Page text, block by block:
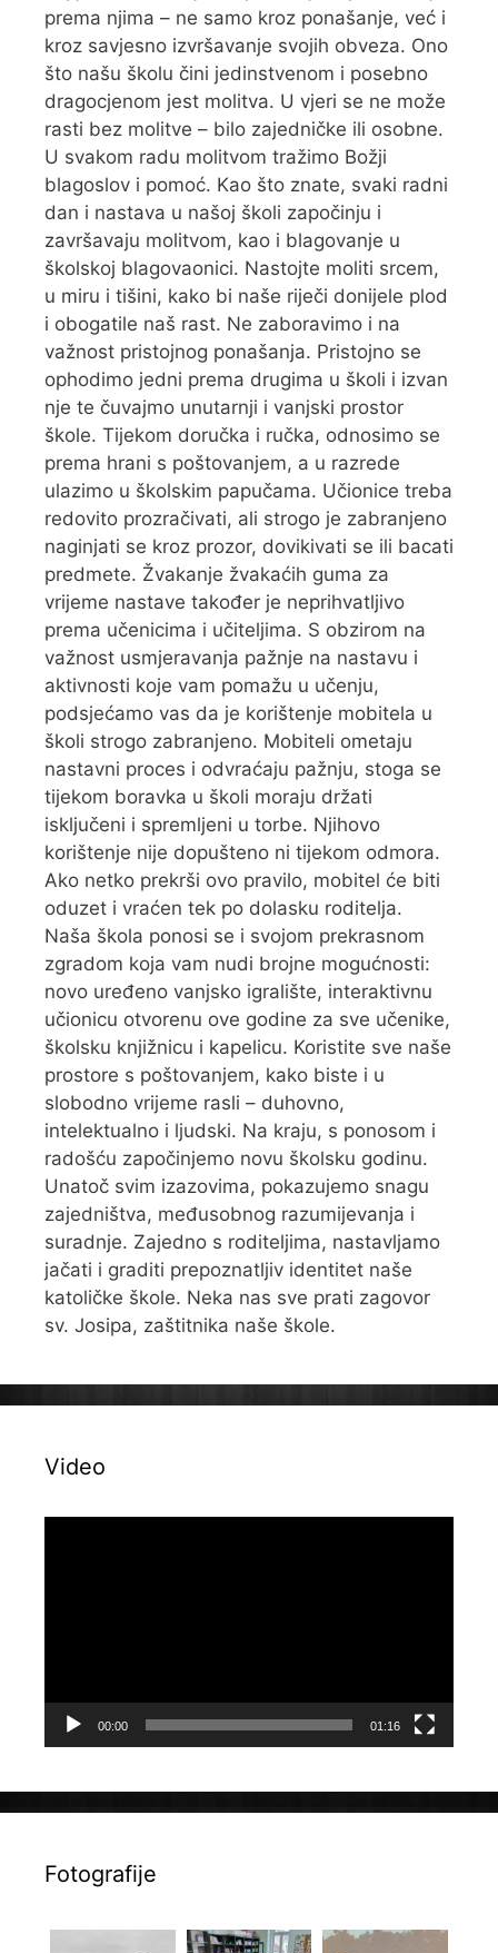
prema njima – ne samo kroz ponašanje, već i
kroz savjesno izvršavanje svojih obveza. Ono
što našu školu čini jedinstvenom i posebno
dragocjenom jest molitva. U vjeri se ne može
rasti bez molitve – bilo zajedničke ili osobne.
U svakom radu molitvom tražimo Božji
blagoslov i pomoć. Kao što znate, svaki radni
dan i nastava u našoj školi započinju i
završavaju molitvom, kao i blagovanje u
školskoj blagovaonici. Nastojte moliti srcem,
u miru i tišini, kako bi naše riječi donijele plod
i obogatile naš rast. Ne zaboravimo i na
važnost pristojnog ponašanja. Pristojno se
ophodimo jedni prema drugima u školi i izvan
nje te čuvajmo unutarnji i vanjski prostor
škole. Tijekom doručka i ručka, odnosimo se
prema hrani s poštovanjem, a u razrede
ulazimo u školskim papučama. Učionice treba
redovito prozračivati, ali strogo je zabranjeno
naginjati se kroz prozor, dovikivati se ili bacati
predmete. Žvakanje žvakaćih guma za
vrijeme nastave također je neprihvatljivo
prema učenicima i učiteljima. S obzirom na
važnost usmjeravanja pažnje na nastavu i
aktivnosti koje vam pomažu u učenju,
podsjećamo vas da je korištenje mobitela u
školi strogo zabranjeno. Mobiteli ometaju
nastavni proces i odvraćaju pažnju, stoga se
tijekom boravka u školi moraju držati
isključeni i spremljeni u torbe. Njihovo
korištenje nije dopušteno ni tijekom odmora.
Ako netko prekrši ovo pravilo, mobitel će biti
oduzet i vraćen tek po dolasku roditelja.
Naša škola ponosi se i svojom prekrasnom
zgradom koja vam nudi brojne mogućnosti:
novo uređeno vanjsko igralište, interaktivnu
učionicu otvorenu ove godine za sve učenike,
školsku knjižnicu i kapelicu. Koristite sve naše
prostore s poštovanjem, kako biste i u
slobodno vrijeme rasli – duhovno,
intelektualno i ljudski. Na kraju, s ponosom i
radošću započinjemo novu školsku godinu.
Unatoč svim izazovima, pokazujemo snagu
zajedništva, međusobnog razumijevanja i
suradnje. Zajedno s roditeljima, nastavljamo
jačati i graditi prepoznatljiv identitet naše
katoličke škole. Neka nas sve prati zagovor
sv. Josipa, zaštitnika naše škole.
Video
00:00 01:16
Fotografije